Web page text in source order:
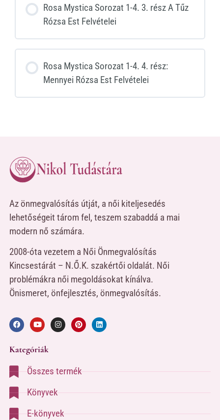
Rosa Mystica Sorozat 1-4. 3. rész A Tűz
Rózsa Est Felvételei
Rosa Mystica Sorozat 1-4. 4. rész:
Mennyei Rózsa Est Felvételei
Az önmegvalósítás útját, a női kiteljesedés
lehetőségeit tárom fel, teszem szabaddá a mai
modern nő számára.
2008-óta vezetem a Női Önmegvalósítás
Kincsestárát – N.Ő.K. szakértői oldalát. Női
problémákra női megoldásokat kínálva.
Önismeret, önfejlesztés, önmegvalósítás.
Kategóriák
Összes termék
Könyvek
E-könyvek